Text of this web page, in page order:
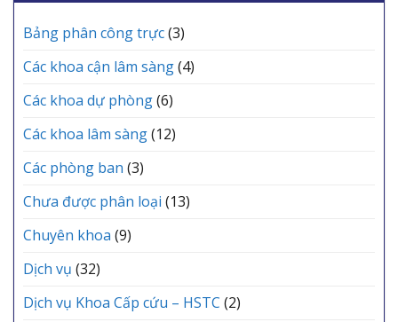
MỖI
Bảng phân công trực(3)
Các khoa cận lâm sàng(4)
Các khoa dự phòng(6)
Các khoa lâm sàng(12)
Các phòng ban (3)
Chưa được phân loại (13)
Chuyên khoa (9)
Dịch vụ (32)
Dịch vụ Khoa Cấp cứu – HSTC (2)